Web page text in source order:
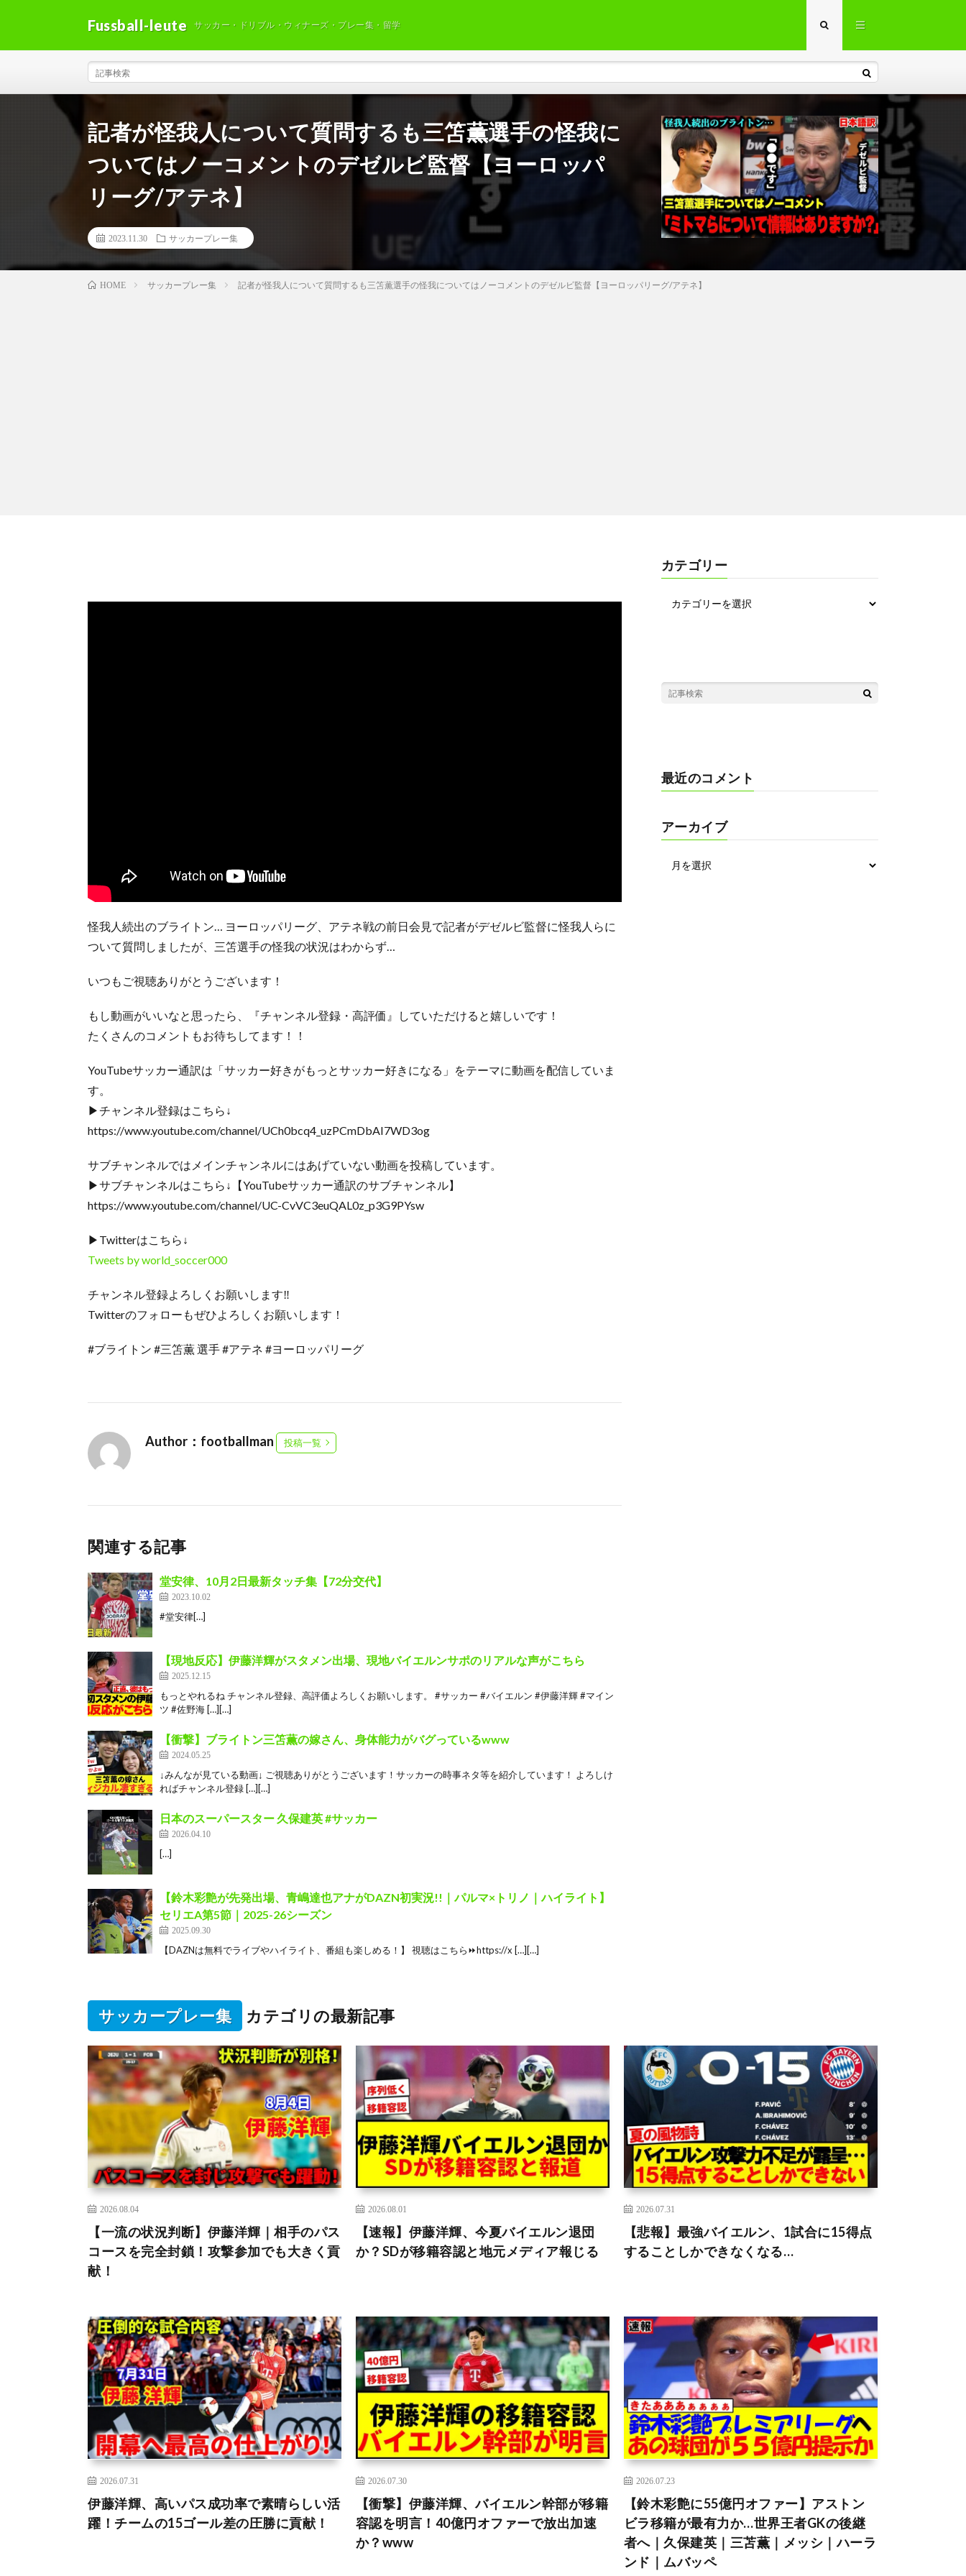
Fussball-leute サッカー・ドリブル・ウィナーズ・プレー集・留学
記者が怪我人について質問するも三笘薫選手の怪我に
ついてはノーコメントのデゼルビ監督【ヨーロッパ
リーグ/アテネ】
2023.11.30 サッカープレー集
HOME サッカープレー集 記者が怪我人について質問するも三笘薫選手の怪我についてはノーコメントのデゼルビ監督【ヨーロッパリーグ/アテネ】
怪我人続出のブライトン… ヨーロッパリーグ、アテネ戦の前日会見で記者がデゼルビ監督に怪我人らに
ついて質問しましたが、三笘選手の怪我の状況はわからず…
いつもご視聴ありがとうございます！
もし動画がいいなと思ったら、『チャンネル登録・高評価』していただけると嬉しいです！
たくさんのコメントもお待ちしてます！！
YouTubeサッカー通訳は「サッカー好きがもっとサッカー好きになる」をテーマに動画を配信していま
す。
▶︎チャンネル登録はこちら↓
https://www.youtube.com/channel/UCh0bcq4_uzPCmDbAI7WD3og
サブチャンネルではメインチャンネルにはあげていない動画を投稿しています。
▶︎サブチャンネルはこちら↓【YouTubeサッカー通訳のサブチャンネル】
https://www.youtube.com/channel/UC-CvVC3euQAL0z_p3G9PYsw
▶︎Twitterはこちら↓
Tweets by world_soccer000
チャンネル登録よろしくお願いします‼︎
Twitterのフォローもぜひよろしくお願いします！
#ブライトン #三笘薫 選手 #アテネ #ヨーロッパリーグ
Author：footballman 投稿一覧
関連する記事
堂安律、10月2日最新タッチ集【72分交代】
2023.10.02
#堂安律[…]
【現地反応】伊藤洋輝がスタメン出場、現地バイエルンサポのリアルな声がこちら
2025.12.15
もっとやれるね チャンネル登録、高評価よろしくお願いします。 #サッカー #バイエルン #伊藤洋輝 #マイン
ツ #佐野海 […][…]
【衝撃】ブライトン三笘薫の嫁さん、身体能力がバグっているwww
2024.05.25
↓みんなが見ている動画↓ ご視聴ありがとうございます！サッカーの時事ネタ等を紹介しています！ よろしけ
ればチャンネル登録 […][…]
日本のスーパースター 久保建英 #サッカー
2026.04.10
[…]
【鈴木彩艶が先発出場、青嶋達也アナがDAZN初実況!!｜パルマ×トリノ｜ハイライト】
セリエA第5節｜2025-26シーズン
2025.09.30
【DAZNは無料でライブやハイライト、番組も楽しめる！】 視聴はこちら⏩️https://x […][…]
カテゴリー
最近のコメント
アーカイブ
サッカープレー集 カテゴリの最新記事
2026.08.04
【一流の状況判断】伊藤洋輝｜相手のパス
コースを完全封鎖！攻撃参加でも大きく貢
献！
2026.08.01
【速報】伊藤洋輝、今夏バイエルン退団
か？SDが移籍容認と地元メディア報じる
2026.07.31
【悲報】最強バイエルン、1試合に15得点
することしかできなくなる…
2026.07.31
伊藤洋輝、高いパス成功率で素晴らしい活
躍！チームの15ゴール差の圧勝に貢献！
2026.07.30
【衝撃】伊藤洋輝、バイエルン幹部が移籍
容認を明言！40億円オファーで放出加速
か？www
2026.07.23
【鈴木彩艶に55億円オファー】アストン
ビラ移籍が最有力か…世界王者GKの後継
者へ｜久保建英｜三苫薫｜メッシ｜ハーラ
ンド｜ムバッペ